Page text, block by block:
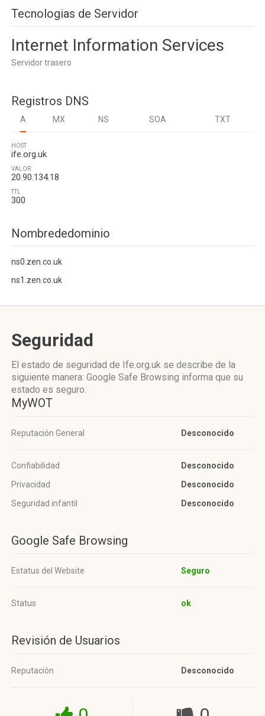
Tecnologias de Servidor
Internet Information Services
Servidor trasero
Registros DNS
A MX NS SOA TXT
HOST
ife.org.uk
VALOR
20.90.134.18
TTL
300
Nombrededominio
ns0.zen.co.uk
ns1.zen.co.uk
Seguridad
El estado de seguridad de Ife.org.uk se describe de la
siguiente manera: Google Safe Browsing informa que su
estado es seguro.
MyWOT
Reputación General Desconocido
Confiabilidad
Desconocido
Privacidad
Desconocido
Seguridad infantil
Desconocido
Google Safe Browsing
Estatus del Website Seguro
Status ok
Revisión de Usuarios
Reputación Desconocido